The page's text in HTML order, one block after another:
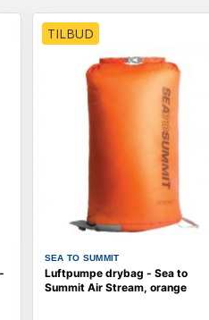
TILBUD
SEA TO SUMMIT
Luftpumpe drybag - Sea to
Summit Air Stream, orange